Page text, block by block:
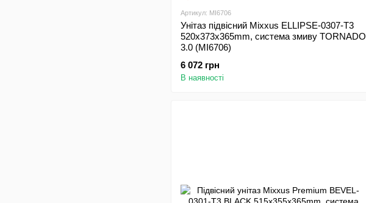
Артикул: MI6706
Унітаз підвісний Mixxus ELLIPSE-0307-T3
520x373x365mm, система змиву TORNADO
3.0 (MI6706)
6 072 грн
В наявності